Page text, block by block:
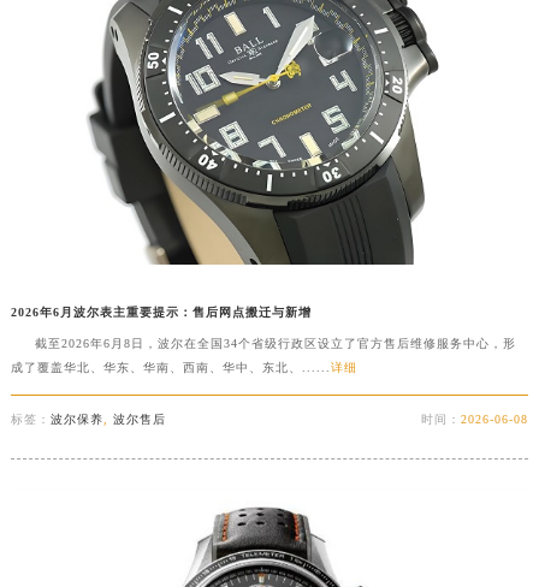
2026年6月波尔表主重要提示：售后网点搬迁与新增
截至2026年6月8日，波尔在全国34个省级行政区设立了官方售后维修服务中心，形
成了覆盖华北、华东、华南、西南、华中、东北、......详细
标签： 波尔保养, 波尔售后 时间：2026-06-08